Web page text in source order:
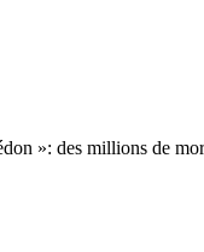
»: des millions de